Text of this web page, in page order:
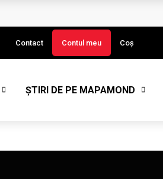
Contact Contul meu Coș
ȘTIRI DE PE MAPAMOND